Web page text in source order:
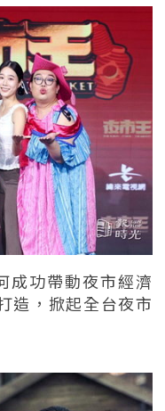
成功帶動夜市經濟
造，掀起全台夜市